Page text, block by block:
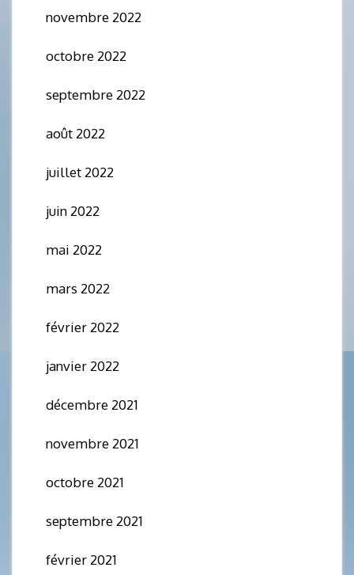
novembre 2022
octobre 2022
septembre 2022
août 2022
juillet 2022
juin 2022
mai 2022
mars 2022
février 2022
janvier 2022
décembre 2021
novembre 2021
octobre 2021
septembre 2021
février 2021